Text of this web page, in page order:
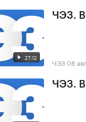
27:12
ЧЭЗ.
ЧЭЗ 06
ЧЭЗ.